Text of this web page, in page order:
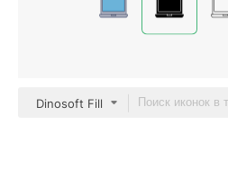
Dinosoft Fill